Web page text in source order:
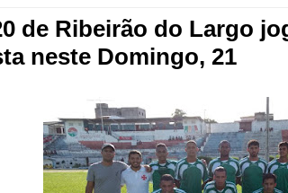
de Ribeirão do Largo
neste Domingo, 21